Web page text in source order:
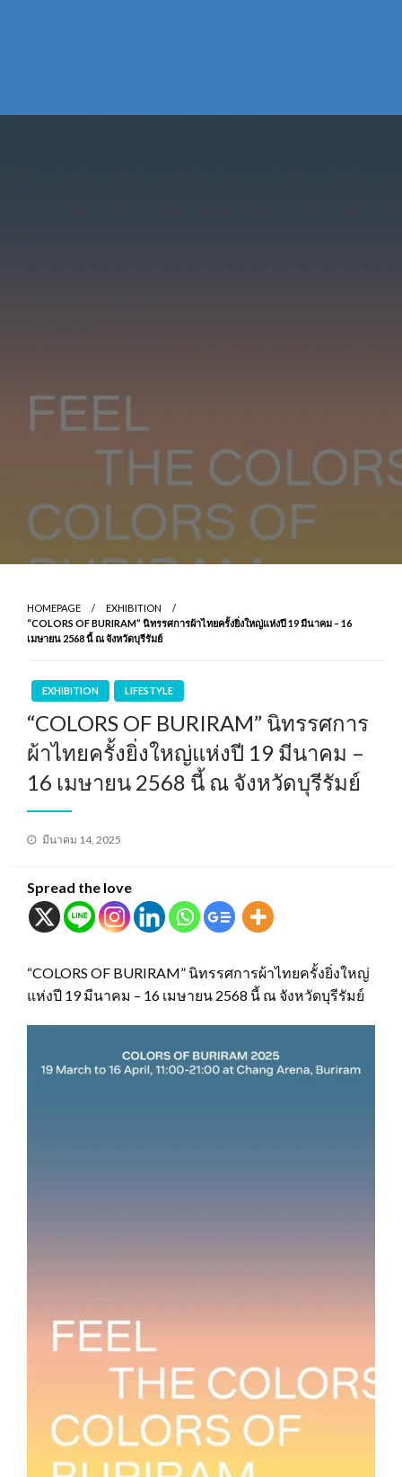
HOMEPAGE
EXHIBITION
“COLORS OF BURIRAM” นิทรรศการผ้าไทยครั้งยิ่งใหญ่แห่งปี 19 มีนาคม – 16
เมษายน 2568 นี้ ณ จังหวัดบุรีรัมย์
EXHIBITION LIFESTYLE
“COLORS OF BURIRAM” นิทรรศการ
ผ้าไทยครั้งยิ่งใหญ่แห่งปี 19 มีนาคม –
16 เมษายน 2568 นี้ ณ จังหวัดบุรีรัมย์
Posted
มีนาคม 14, 2025
Spread the love
“COLORS OF BURIRAM” นิทรรศการผ้าไทยครั้งยิ่งใหญ่
แห่งปี 19 มีนาคม – 16 เมษายน 2568 นี้ ณ จังหวัดบุรีรัมย์